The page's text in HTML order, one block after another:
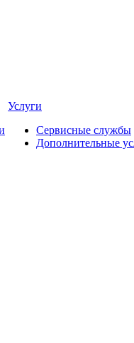
Услуги
Сервисные службы
Дополнительные